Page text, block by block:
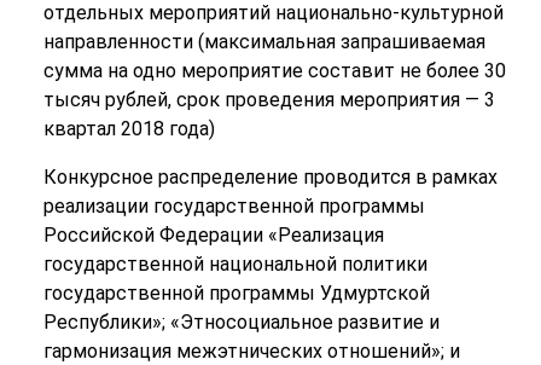
отдельных мероприятий национально-культурной
направленности (максимальная запрашиваемая
сумма на одно мероприятие составит не более 30
тысяч рублей, срок проведения мероприятия — 3
квартал 2018 года)
Конкурсное распределение проводится в рамках
реализации государственной программы
Российской Федерации «Реализация
государственной национальной политики
государственной программы Удмуртской
Республики»; «Этносоциальное развитие и
гармонизация межэтнических отношений»; и